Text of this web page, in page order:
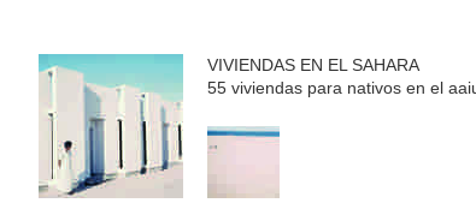
VIVIENDAS EN EL SAHARA
55 viviendas para nativos en el